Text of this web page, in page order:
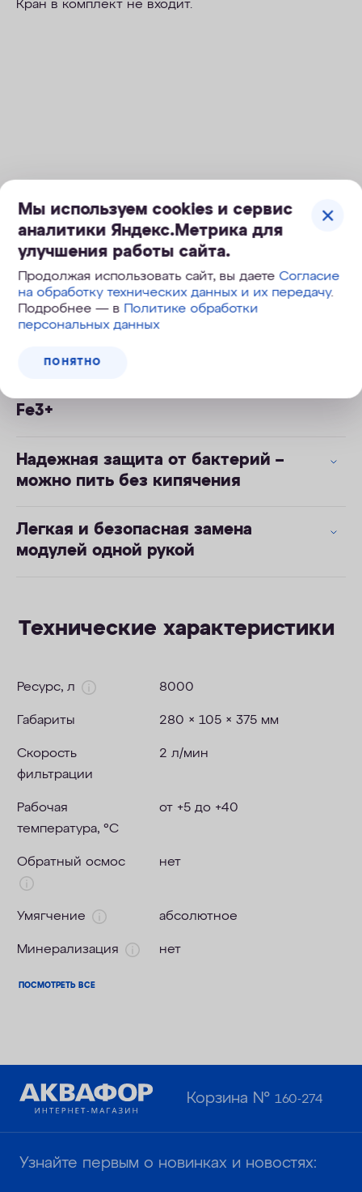
Кран в комплект не входит.
Снижение накипи и
Fe3+
Надежная защита от бактерий –
можно пить без кипячения
Легкая и безопасная замена
модулей одной рукой
Технические характеристики
Ресурс, л 8000
Габариты 280 × 105 × 375 мм
Скорость
фильтрации
2 л/мин
Рабочая
температура, °C
от +5 до +40
Обратный осмос нет
Умягчение абсолютное
Минерализация нет
ПОСМОТРЕТЬ ВСЕ
Мы используем cookies и сервис
аналитики Яндекс.Метрика для
улучшения работы сайта.
Продолжая использовать сайт, вы даетеСогласие
на обработку технических данных и их передачу.
Подробнее — в Политике обработки
персональных данных
ПОНЯТНО
Корзина №160-274
Узнайте первым о новинках и новостях: